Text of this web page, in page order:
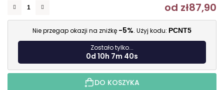
od zł87,90
Nie przegap okazji na zniżkę -5%. Użyj kodu: PCNT5
Zostało tylko...
0d 10h 7m 39s
DO KOSZYKA